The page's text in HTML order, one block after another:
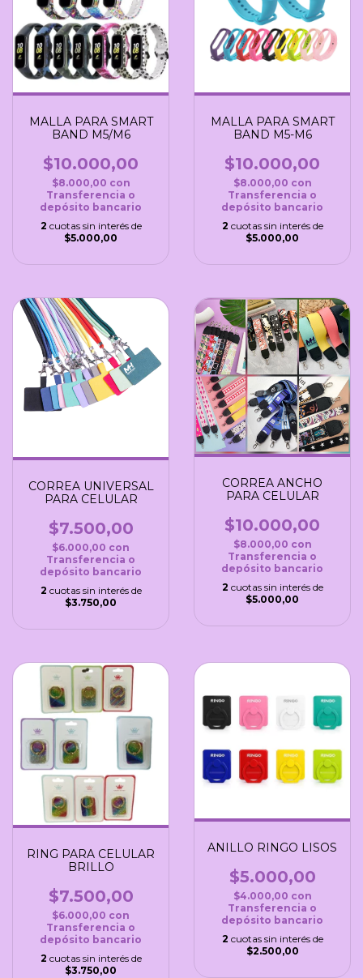
MALLA PARA SMART
BAND M5/M6
$10.000,00
$8.000,00 con
Transferencia o
depósito bancario
2 cuotas sin interés de
$5.000,00
MALLA PARA SMART
BAND M5-M6
$10.000,00
$8.000,00 con
Transferencia o
depósito bancario
2 cuotas sin interés de
$5.000,00
CORREA UNIVERSAL
PARA CELULAR
$7.500,00
$6.000,00 con
Transferencia o
depósito bancario
2 cuotas sin interés de
$3.750,00
CORREA ANCHO
PARA CELULAR
$10.000,00
$8.000,00 con
Transferencia o
depósito bancario
2 cuotas sin interés de
$5.000,00
RING PARA CELULAR
BRILLO
$7.500,00
$6.000,00 con
Transferencia o
depósito bancario
2 cuotas sin interés de
$3.750,00
ANILLO RINGO LISOS
$5.000,00
$4.000,00 con
Transferencia o
depósito bancario
2 cuotas sin interés de
$2.500,00